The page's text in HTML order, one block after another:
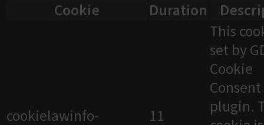
Cookie
Duration
cookielawinfo-
11
This
set by
Cookie
Consent
plugin.